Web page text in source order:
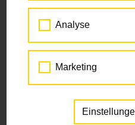
Website aus. Wir freuen uns
Wir haben folgende Box
Grätzl-Box
Fahrrad-Box
Analyse
Marketing